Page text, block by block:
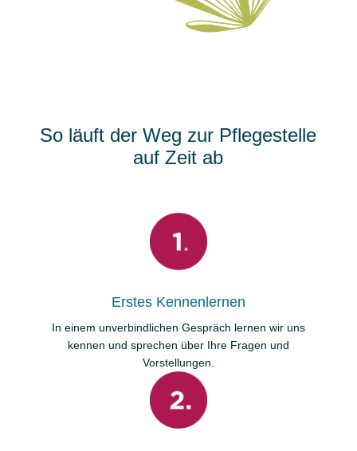
So läuft der Weg zur Pflegestelle
auf Zeit ab
Erstes Kennenlernen
In einem unverbindlichen Gespräch lernen wir uns
kennen und sprechen über Ihre Fragen und
Vorstellungen.